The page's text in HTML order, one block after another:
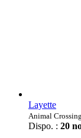
Layette
Animal Crossing
Dispo. : 20